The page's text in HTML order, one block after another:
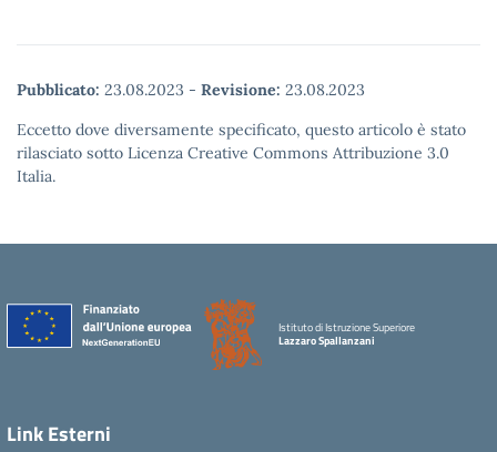
Pubblicato: 23.08.2023 - Revisione: 23.08.2023
Eccetto dove diversamente specificato, questo articolo è stato
rilasciato sotto Licenza Creative Commons Attribuzione 3.0
Italia.
Istituto di Istruzione Superiore
Lazzaro Spallanzani
Link Esterni